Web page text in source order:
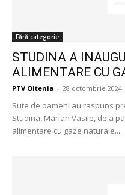
Fără categorie
STUDINA A
ALIMENTARE CU
PTV Oltenia - 28 octombrie 2024
Sute de oameni au raspuns
Studina, Marian Vasile, de a
alimentare cu gaze naturale....